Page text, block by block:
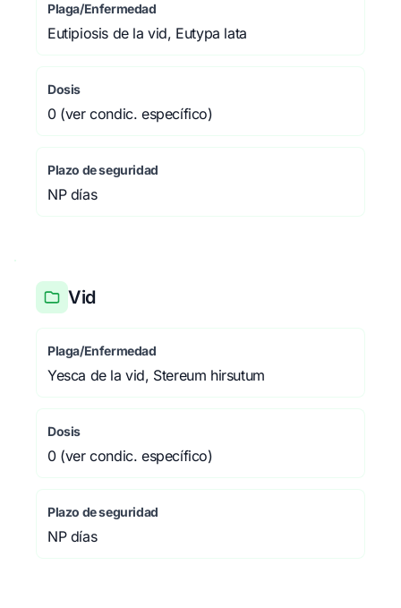
Plaga/Enfermedad
Eutipiosis de la vid, Eutypa lata
Dosis
0 (ver condic. específico)
Plazo de seguridad
NP días
Vid
Plaga/Enfermedad
Yesca de la vid, Stereum hirsutum
Dosis
0 (ver condic. específico)
Plazo de seguridad
NP días